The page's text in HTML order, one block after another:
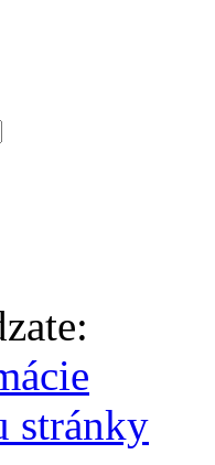
stránky